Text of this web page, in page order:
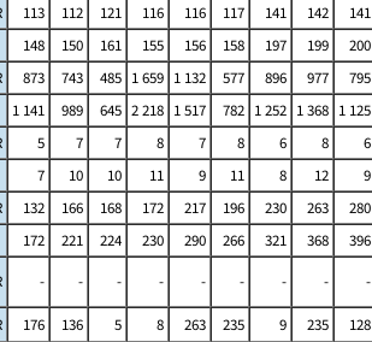
113 112 121 116 116 117 141 142 141
148 150 161 155 156 158 197 199 200
873 743 485 1 659 1 132 577 896 977 795
1 141 989 645 2 218 1 517 782 1 252 1 368 1 125
5 7 7 8 7 8 6 8 6
7 10 10 11 9 11 8 12 9
132 166 168 172 217 196 230 263 280
172 221 224 230 290 266 321 368 396
- - - - - - - - -
176 136 5 8 263 235 9 235 128